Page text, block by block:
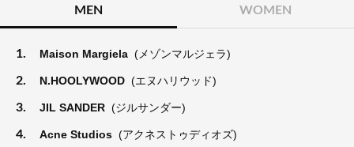
MEN WOMEN
1. Maison Margiela (メゾンマルジェラ)
2. N.HOOLYWOOD (エヌハリウッド)
3. JIL SANDER (ジルサンダー)
4. Acne Studios (アクネストゥディオズ)